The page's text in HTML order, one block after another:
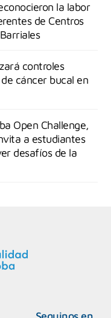
la labor
de Centros
controles
cáncer bucal en
Open Challenge,
a estudiantes
desafíos de la